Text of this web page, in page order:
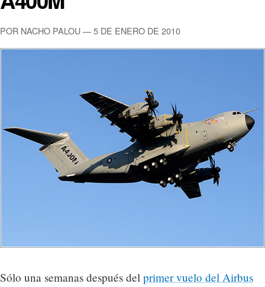
POR NACHO PALOU — 5 DE ENERO DE 2010
Sólo una semanas después del primer vuelo del Airbus